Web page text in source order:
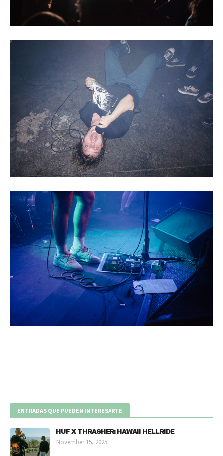
ENTRADAS QUE PUEDEN INTERESARTE
HUF X THRASHER: HAWAII HELLRIDE
November 15, 2025